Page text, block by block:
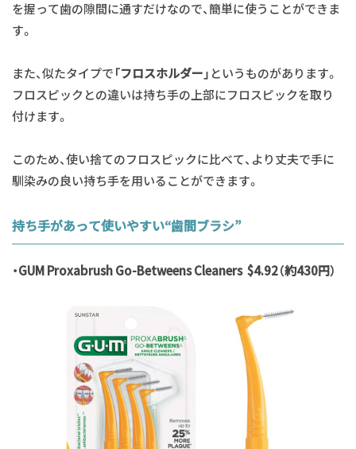
を握って歯の隙間に通すだけなので、簡単に使うことができま
す。
また、似たタイプで「フロスホルダー」 というものがあります。
フロスピックとの違いは持ち手の上部にフロスピックを取り
付けます。
このため、使い捨てのフロスピックに比べて、より丈夫で手に
馴染みの良い持ち手を用いることができます。
持ち手があって使いやすい“歯間ブラシ”
・GUM Proxabrush Go-Betweens Cleaners $4.92（約430円）